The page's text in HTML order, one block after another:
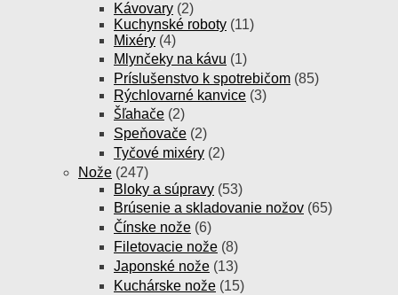
Kávovary (2)
Kuchynské roboty (11)
Mixéry (4)
Mlynčeky na kávu (1)
Príslušenstvo k spotrebičom (85)
Rýchlovarné kanvice (3)
Šľahače (2)
Speňovače (2)
Tyčové mixéry (2)
Nože (247)
Bloky a súpravy (53)
Brúsenie a skladovanie nožov (65)
Čínske nože (6)
Filetovacie nože (8)
Japonské nože (13)
Kuchárske nože (15)